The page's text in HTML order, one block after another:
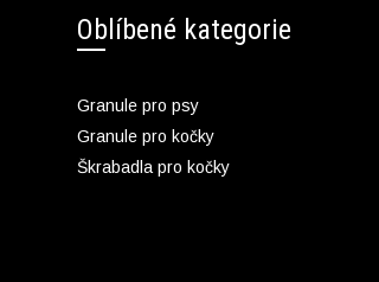
Oblíbené kategorie
Granule pro psy
Granule pro kočky
Škrabadla pro kočky